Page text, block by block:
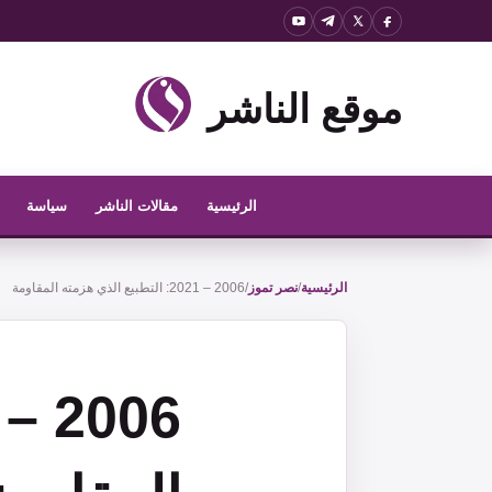
موقع الناشر
الرئيسية مقالات الناشر سياسة
الرئيسية/نصر تموز/